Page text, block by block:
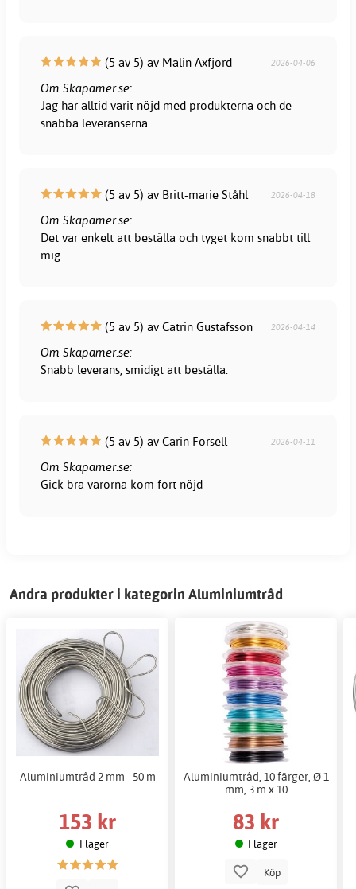
(5 av 5) av Malin Axfjord 2026-04-06
Om Skapamer.se:
Jag har alltid varit nöjd med produkterna och de
snabba leveranserna.
(5 av 5) av Britt-marie Ståhl 2026-04-18
Om Skapamer.se:
Det var enkelt att beställa och tyget kom snabbt till
mig.
(5 av 5) av Catrin Gustafsson 2026-04-14
Om Skapamer.se:
Snabb leverans, smidigt att beställa.
(5 av 5) av Carin Forsell 2026-04-11
Om Skapamer.se:
Gick bra varorna kom fort nöjd
Andra produkter i kategorin Aluminiumtråd
Aluminiumtråd 2 mm - 50 m
153 kr
I lager
Aluminiumtråd, 10 färger, Ø 1
mm, 3 m x 10
83 kr
I lager
Köp